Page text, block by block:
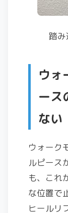
踏
ウォ
ース
ない
ウォーク
ルピース
も、これ
な位置で
ヒールリ